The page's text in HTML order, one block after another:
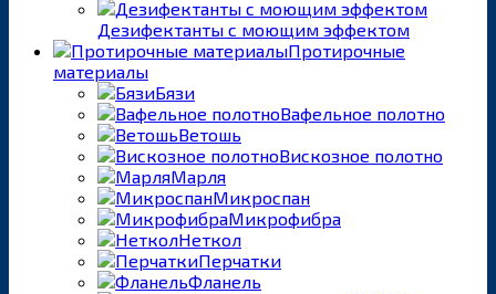
Дезифектанты с моющим эффектом
Протирочные
материалы
Бязи
Вафельное полотно
Ветошь
Вискозное полотно
Марля
Микроспан
Микрофибра
Неткол
Перчатки
Фланель